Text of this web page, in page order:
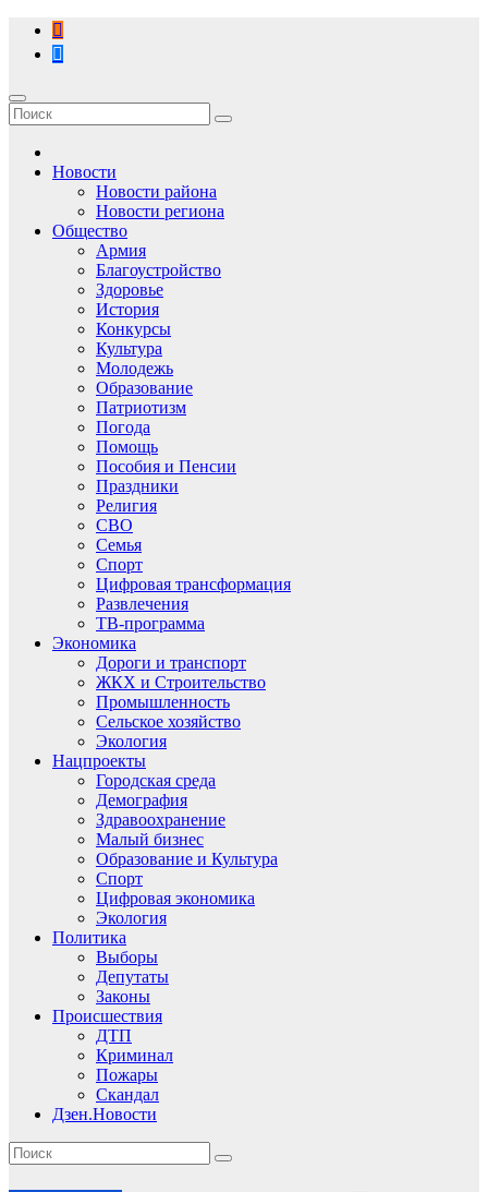
Перейти
содержимому
Новости
Новости района
Новости региона
Общество
Армия
Благоустройство
Здоровье
История
Конкурсы
Культура
Молодежь
Образование
Патриотизм
Погода
Помощь
Пособия и Пенсии
Праздники
Религия
СВО
Семья
Спорт
Цифровая трансформация
Развлечения
ТВ-программа
Экономика
Дороги и транспорт
ЖКХ и Строительство
Промышленность
Сельское хозяйство
Экология
Нацпроекты
Городская среда
Демография
Здравоохранение
Малый бизнес
Образование и Культура
Спорт
Цифровая экономика
Экология
Политика
Выборы
Депутаты
Законы
Происшествия
ДТП
Криминал
Пожары
Скандал
Дзен.Новости